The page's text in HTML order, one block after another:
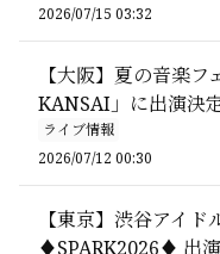
2026/07/15 03:32
【大阪】夏の音楽フ
KANSAI」に出演決
ライブ情報
2026/07/12 00:30
【東京】渋谷アイド
♦SPARK2026♦ 出